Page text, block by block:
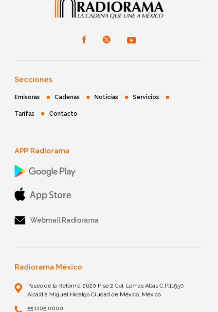
Secciones
Emisoras Cadenas Noticias Servicios
Tarifas Contacto
APP Radiorama
Webmail Radiorama
Radiorama México
Paseo de la Reforma 2620 Piso 2 Col. Lomas Altas C.P.11950
Alcaldía Miguel Hidalgo Ciudad de México, México
55 1105 0000